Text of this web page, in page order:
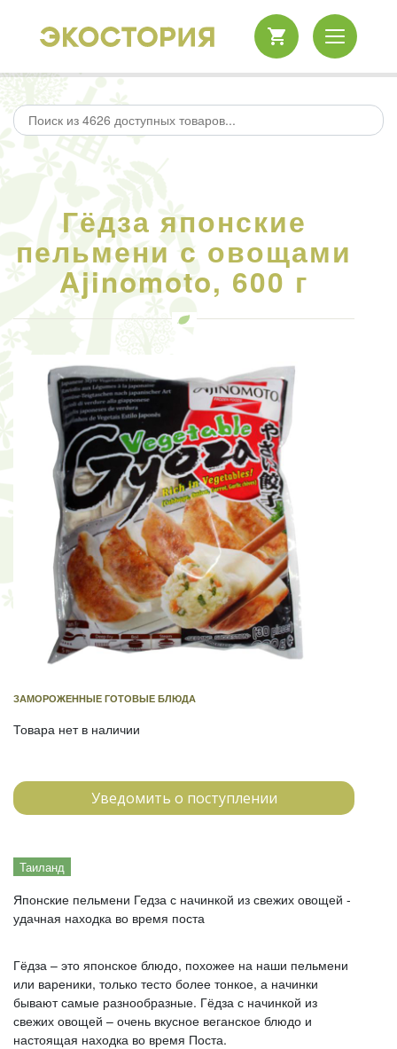
Гёдза японские
пельмени с овощами
Ajinomoto, 600 г
ЗАМОРОЖЕННЫЕ ГОТОВЫЕ БЛЮДА
Товара нет в наличии
Уведомить о поступлении
Таиланд
Японские пельмени Гедза с начинкой из свежих овощей -
удачная находка во время поста
Гёдза – это японское блюдо, похожее на наши пельмени
или вареники, только тесто более тонкое, а начинки
бывают самые разнообразные. Гёдза с начинкой из
свежих овощей – очень вкусное веганское блюдо и
настоящая находка во время Поста.